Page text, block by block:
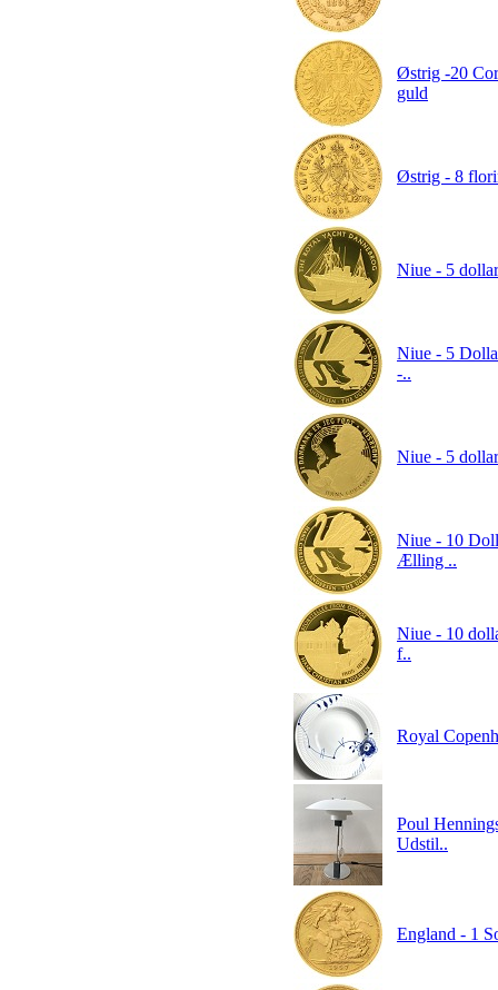
Østrig -20
guld
Østrig - 8
Niue - 5
Niue - 5
-..
Niue - 5
Niue - 10
Ælling ..
Niue - 10
f..
Royal
Poul
Udstil..
England - 1